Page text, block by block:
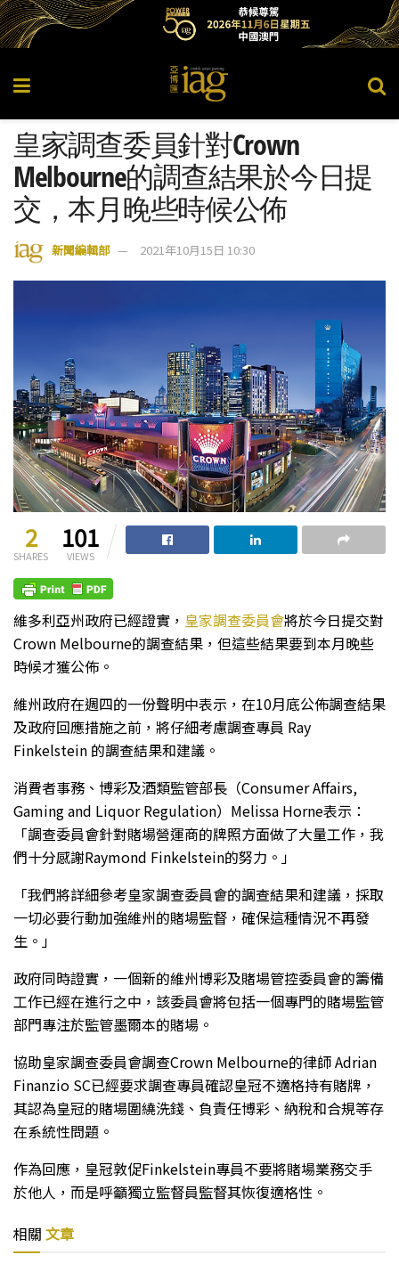
皇家調查委員針對Crown
Melbourne的調查結果於今日提
交，本月晚些時候公佈
新聞編輯部 2021年10月15日 10:30
2
SHARES
101
VIEWS
維多利亞州政府已經證實， 皇家調查委員會將於今日提交對
Crown Melbourne的調查結果，但這些結果要到本月晚些
時候才獲公佈。
維州政府在週四的一份聲明中表示，在10月底公佈調查結果
及政府回應措施之前，將仔細考慮調查專員 Ray
Finkelstein 的調查結果和建議。
消費者事務、博彩及酒類監管部長（Consumer Affairs,
Gaming and Liquor Regulation）Melissa Horne表示：
「調查委員會針對賭場營運商的牌照方面做了大量工作，我
們十分感謝Raymond Finkelstein的努力。」
「我們將詳細參考皇家調查委員會的調查結果和建議，採取
一切必要行動加強維州的賭場監督，確保這種情況不再發
生。」
政府同時證實，一個新的維州博彩及賭場管控委員會的籌備
工作已經在進行之中，該委員會將包括一個專門的賭場監管
部門專注於監管墨爾本的賭場。
協助皇家調查委員會調查Crown Melbourne的律師 Adrian
Finanzio SC已經要求調查專員確認皇冠不適格持有賭牌，
其認為皇冠的賭場圍繞洗錢、負責任博彩、納稅和合規等存
在系統性問題。
作為回應，皇冠敦促Finkelstein專員不要將賭場業務交手
於他人，而是呼籲獨立監督員監督其恢復適格性。
相關 文章